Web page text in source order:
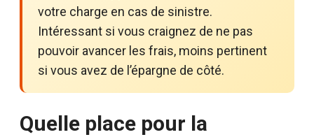
votre charge en cas de sinistre.
Intéressant si vous craignez de ne pas
pouvoir avancer les frais, moins pertinent
si vous avez de l’épargne de côté.
Quelle place pour la